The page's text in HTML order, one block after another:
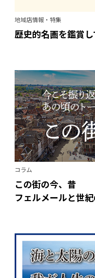
地域店情報・特集
歴史的名画を鑑賞
コラム
この街の今、昔
フェルメールと世